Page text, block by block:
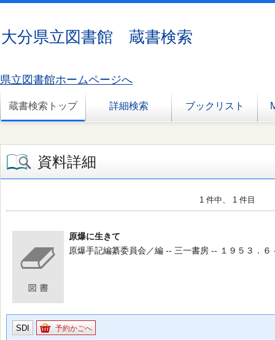
大分県立図書館 蔵書検索
県立図書館ホームページへ
蔵書検索トップ 詳細検索 ブックリスト
資料詳細
1 件中、 1 件目
原爆に生きて
原爆手記編纂委員会／編 -- 三一書房 -- １９５３．６
SDI 予約かごへ